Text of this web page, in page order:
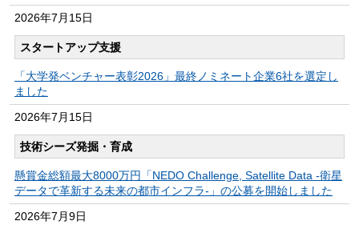
2026年7月15日
スタートアップ支援
「大学発ベンチャー表彰2026」最終ノミネート企業6社を選定し
ました
2026年7月15日
技術シーズ発掘・育成
懸賞金総額最大8000万円「NEDO Challenge, Satellite Data -衛星
データで革新する未来の都市インフラ-」の公募を開始しました
2026年7月9日